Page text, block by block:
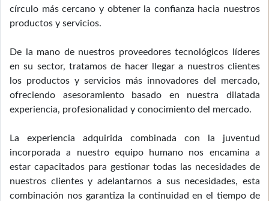
círculo más cercano y obtener la confianza hacia nuestros
productos y servicios.
De la mano de nuestros proveedores tecnológicos líderes
en su sector, tratamos de hacer llegar a nuestros clientes
los productos y servicios más innovadores del mercado,
ofreciendo asesoramiento basado en nuestra dilatada
experiencia, profesionalidad y conocimiento del mercado.
La experiencia adquirida combinada con la juventud
incorporada a nuestro equipo humano nos encamina a
estar capacitados para gestionar todas las necesidades de
nuestros clientes y adelantarnos a sus necesidades, esta
combinación nos garantiza la continuidad en el tiempo de